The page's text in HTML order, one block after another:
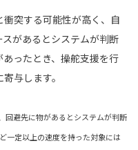
突する可能性が高く、自
があるとシステムが判断
ったとき、操舵支援を行
与します。
回避先に物があるとシステムが判断
定以上の速度を持った対象には